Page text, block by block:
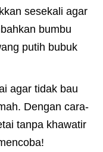
sesekali agar
bumbu
putih bubuk
agar tidak bau
Dengan cara-
tanpa khawatir